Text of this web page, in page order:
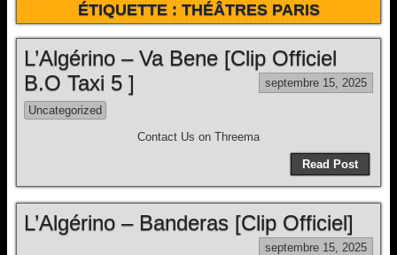
ÉTIQUETTE :THÉÂTRES PARIS
L’Algérino – Va Bene [Clip Officiel
B.O Taxi 5 ]
septembre 15, 2025
Uncategorized
Contact Us on Threema
Read Post
L’Algérino – Banderas [Clip Officiel]
septembre 15, 2025